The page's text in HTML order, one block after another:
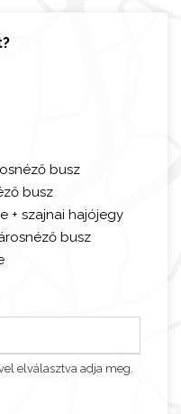
busz
busz
+ szajnai hajójegy
busz
elválasztva adja meg.